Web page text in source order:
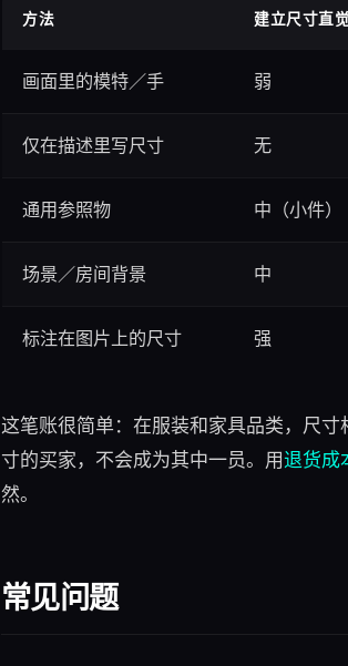
方法 建立尺寸直
画面里的模特／手 弱
仅在描述里写尺寸 无
通用参照物 中（小件）
场景／房间背景 中
标注在图片上的尺寸 强
这笔账很简单：在服装和家具品类，尺
寸的买家，不会成为其中一员。用退货成
然。
常见问题